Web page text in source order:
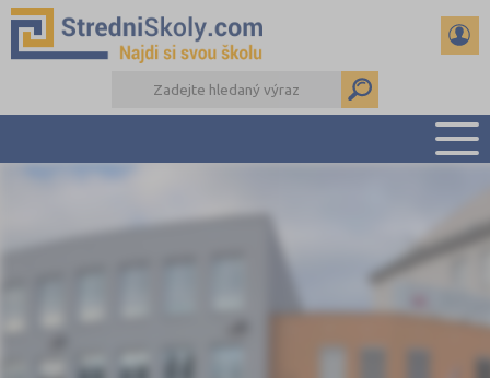
PŘÍPRAVA NA PŘIJÍMAČKY
DŮLEŽITÉ TERMÍNY